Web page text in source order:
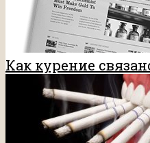
Как курение